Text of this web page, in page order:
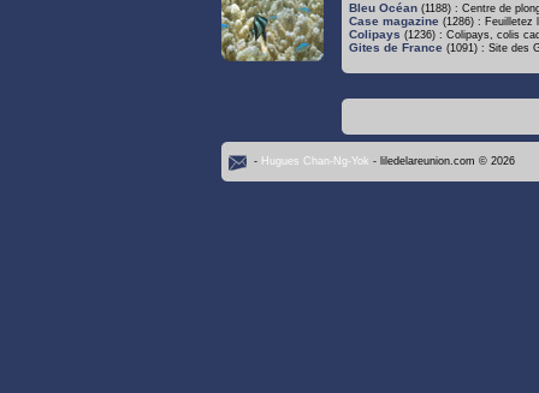
Bleu Océan (1188) : Centre de
Case magazine (1286) : Feuilletez
Colipays (1236) : Colipays, colis
Gites de France (1091) : Site des
- Hugues Chan-Ng-Yok - liledelareunion.com © 2026